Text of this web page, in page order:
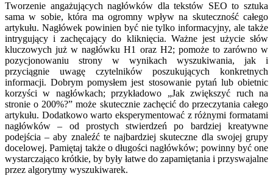
Tworzenie angażujących nagłówków dla tekstów SEO to sztuka
sama w sobie, która ma ogromny wpływ na skuteczność całego
artykułu. Nagłówek powinien być nie tylko informacyjny, ale także
intrygujący i zachęcający do kliknięcia. Ważne jest użycie słów
kluczowych już w nagłówku H1 oraz H2; pomoże to zarówno w
pozycjonowaniu strony w wynikach wyszukiwania, jak i
przyciągnie uwagę czytelników poszukujących konkretnych
informacji. Dobrym pomysłem jest stosowanie pytań lub obietnic
korzyści w nagłówkach; przykładowo „Jak zwiększyć ruch na
stronie o 200%?” może skutecznie zachęcić do przeczytania całego
artykułu. Dodatkowo warto eksperymentować z różnymi formatami
nagłówków – od prostych stwierdzeń po bardziej kreatywne
podejścia – aby znaleźć te najbardziej skuteczne dla swojej grupy
docelowej. Pamiętaj także o długości nagłówków; powinny być one
wystarczająco krótkie, by były łatwe do zapamiętania i przyswajalne
przez algorytmy wyszukiwarek.